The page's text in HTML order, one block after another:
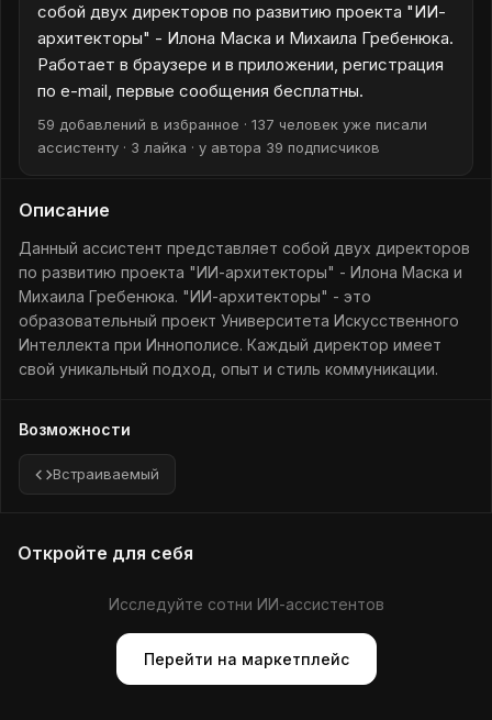
собой двух директоров по развитию проекта "ИИ-
архитекторы" - Илона Маска и Михаила Гребенюка.
Работает в браузере и в приложении, регистрация
по e-mail, первые сообщения бесплатны.
59 добавлений в избранное · 137 человек уже писали
ассистенту · 3 лайка · у автора 39 подписчиков
Описание
Данный ассистент представляет собой двух директоров
по развитию проекта "ИИ-архитекторы" - Илона Маска и
Михаила Гребенюка. "ИИ-архитекторы" - это
образовательный проект Университета Искусственного
Интеллекта при Иннополисе. Каждый директор имеет
свой уникальный подход, опыт и стиль коммуникации.
Возможности
Встраиваемый
Откройте для себя
Исследуйте сотни ИИ-ассистентов
Перейти на маркетплейс